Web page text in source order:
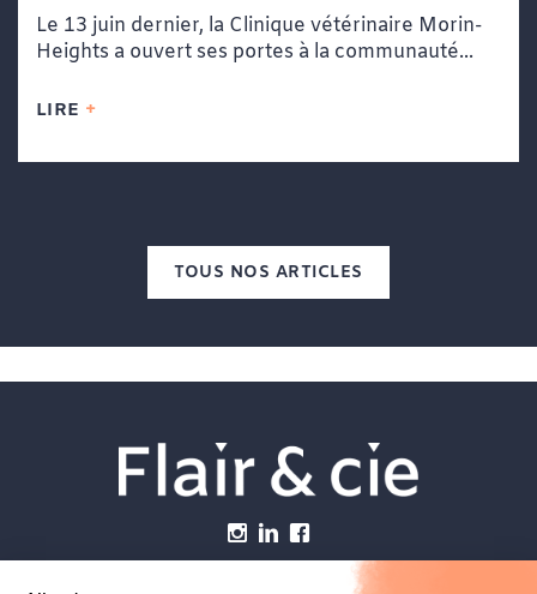
Le 13 juin dernier, la Clinique vétérinaire Morin-
Heights a ouvert ses portes à la communauté...
LIRE
TOUS NOS ARTICLES